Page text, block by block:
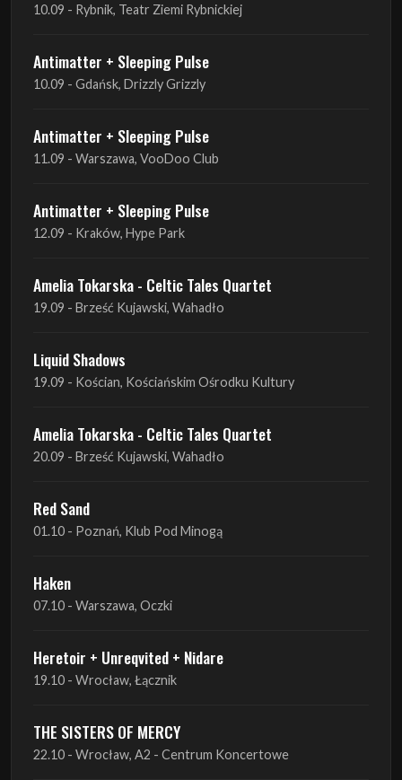
10.09 - Rybnik, Teatr Ziemi Rybnickiej
Antimatter + Sleeping Pulse
10.09 - Gdańsk, Drizzly Grizzly
Antimatter + Sleeping Pulse
11.09 - Warszawa, VooDoo Club
Antimatter + Sleeping Pulse
12.09 - Kraków, Hype Park
Amelia Tokarska - Celtic Tales Quartet
19.09 - Brześć Kujawski, Wahadło
Liquid Shadows
19.09 - Kościan, Kościańskim Ośrodku Kultury
Amelia Tokarska - Celtic Tales Quartet
20.09 - Brześć Kujawski, Wahadło
Red Sand
01.10 - Poznań, Klub Pod Minogą
Haken
07.10 - Warszawa, Oczki
Heretoir + Unreqvited + Nidare
19.10 - Wrocław, Łącznik
THE SISTERS OF MERCY
22.10 - Wrocław, A2 - Centrum Koncertowe